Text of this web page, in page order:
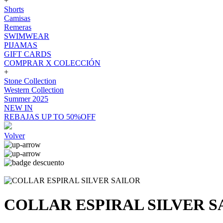
Shorts
Camisas
Remeras
SWIMWEAR
PIJAMAS
GIFT CARDS
COMPRAR X COLECCIÓN
+
Stone Collection
Western Collection
Summer 2025
NEW IN
REBAJAS UP TO 50%OFF
Volver
COLLAR ESPIRAL SILVER